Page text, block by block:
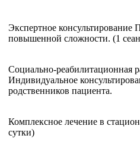
Экспертное консультирование
повышенной сложности. (1
Социально-реабилитационная
Индивидуальное
родственников пациента.
Комплексное лечение в
сутки)